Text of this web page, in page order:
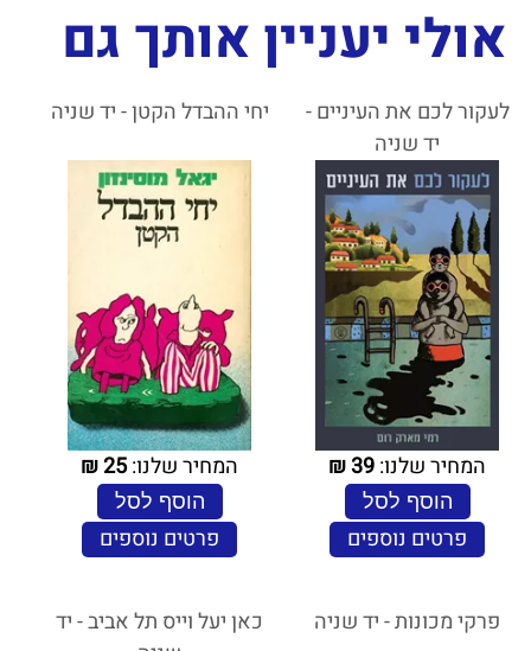
אולי יעניין אותך גם
לעקור לכם את העיניים -
יד שניה
המחיר שלנו:39
₪
הוסף לסל
פרטים נוספים
יחי ההבדל הקטן - יד שניה
המחיר שלנו:25
₪
הוסף לסל
פרטים נוספים
פרקי מכונות - יד שניה
כאן יעל וייס תל אביב - יד